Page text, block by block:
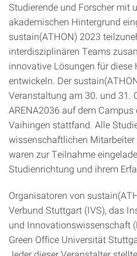
Studierende und Forscher mit
akademischen Hintergrund
sustain(ATHON) 2023
interdisziplinären Teams
innovative Lösungen für diese
entwickeln. Der
Veranstaltung am 30. und 31.
ARENA2036 auf dem
Vaihingen stattfand. Alle
wissenschaftlichen
waren zur Teilnahme
Studienrichtung und ihrem
Organisatoren von
Verbund Stuttgart (IVS), das
und Innovationswissenschaft
Green Office Universität